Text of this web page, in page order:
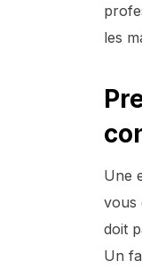
les
Une
vous
doit
Un